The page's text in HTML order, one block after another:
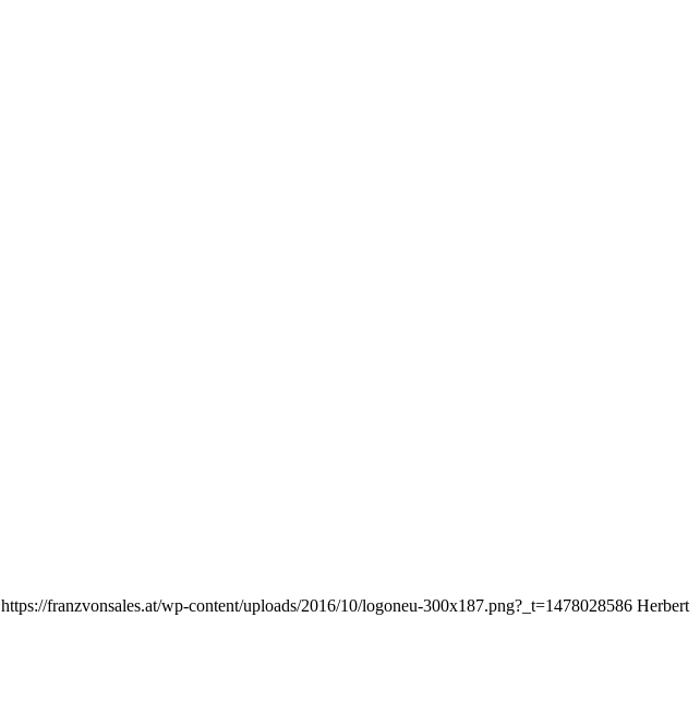
https://franzvonsales.at/wp-content/uploads/2016/10/logoneu-300x187.png?_t=1478028586 Herbert